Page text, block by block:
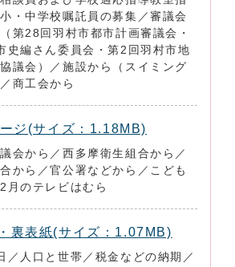
・中学校嘱託員の募集／審議会
第28回羽村市都市計画審議会・
史編さん委員会・第2回羽村市地
議会）／施設から（スイミング
商工会から
ジ(サイズ：1.18MB)
会から／西多摩衛生組合から／
から／官公署などから／こども
月のテレビはむら
裏表紙(サイズ：1.07MB)
／人口と世帯／税金などの納期／